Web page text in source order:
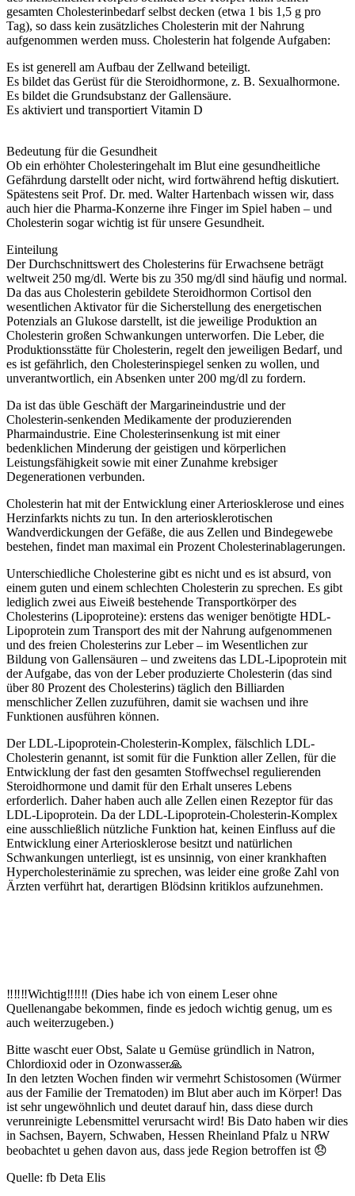
gesamten Cholesterinbedarf selbst decken (etwa 1 bis 1,5 g pro
Tag), so dass kein zusätzliches Cholesterin mit der Nahrung
aufgenommen werden muss. Cholesterin hat folgende Aufgaben:
Es ist generell am Aufbau der Zellwand beteiligt.
Es bildet das Gerüst für die Steroidhormone, z. B. Sexualhormone.
Es bildet die Grundsubstanz der Gallensäure.
Es aktiviert und transportiert Vitamin D
Bedeutung für die Gesundheit
Ob ein erhöhter Cholesteringehalt im Blut eine gesundheitliche
Gefährdung darstellt oder nicht, wird fortwährend heftig diskutiert.
Spätestens seit Prof. Dr. med. Walter Hartenbach wissen wir, dass
auch hier die Pharma-Konzerne ihre Finger im Spiel haben – und
Cholesterin sogar wichtig ist für unsere Gesundheit.
Einteilung
Der Durchschnittswert des Cholesterins für Erwachsene beträgt
weltweit 250 mg/dl. Werte bis zu 350 mg/dl sind häufig und normal.
Da das aus Cholesterin gebildete Steroidhormon Cortisol den
wesentlichen Aktivator für die Sicherstellung des energetischen
Potenzials an Glukose darstellt, ist die jeweilige Produktion an
Cholesterin großen Schwankungen unterworfen. Die Leber, die
Produktionsstätte für Cholesterin, regelt den jeweiligen Bedarf, und
es ist gefährlich, den Cholesterinspiegel senken zu wollen, und
unverantwortlich, ein Absenken unter 200 mg/dl zu fordern.
Da ist das üble Geschäft der Margarineindustrie und der
Cholesterin-senkenden Medikamente der produzierenden
Pharmaindustrie. Eine Cholesterinsenkung ist mit einer
bedenklichen Minderung der geistigen und körperlichen
Leistungsfähigkeit sowie mit einer Zunahme krebsiger
Degenerationen verbunden.
Cholesterin hat mit der Entwicklung einer Arteriosklerose und eines
Herzinfarkts nichts zu tun. In den arteriosklerotischen
Wandverdickungen der Gefäße, die aus Zellen und Bindegewebe
bestehen, findet man maximal ein Prozent Cholesterinablagerungen.
Unterschiedliche Cholesterine gibt es nicht und es ist absurd, von
einem guten und einem schlechten Cholesterin zu sprechen. Es gibt
lediglich zwei aus Eiweiß bestehende Transportkörper des
Cholesterins (Lipoproteine): erstens das weniger benötigte HDL-
Lipoprotein zum Transport des mit der Nahrung aufgenommenen
und des freien Cholesterins zur Leber – im Wesentlichen zur
Bildung von Gallensäuren – und zweitens das LDL-Lipoprotein mit
der Aufgabe, das von der Leber produzierte Cholesterin (das sind
über 80 Prozent des Cholesterins) täglich den Billiarden
menschlicher Zellen zuzuführen, damit sie wachsen und ihre
Funktionen ausführen können.
Der LDL-Lipoprotein-Cholesterin-Komplex, fälschlich LDL-
Cholesterin genannt, ist somit für die Funktion aller Zellen, für die
Entwicklung der fast den gesamten Stoffwechsel regulierenden
Steroidhormone und damit für den Erhalt unseres Lebens
erforderlich. Daher haben auch alle Zellen einen Rezeptor für das
LDL-Lipoprotein. Da der LDL-Lipoprotein-Cholesterin-Komplex
eine ausschließlich nützliche Funktion hat, keinen Einfluss auf die
Entwicklung einer Arteriosklerose besitzt und natürlichen
Schwankungen unterliegt, ist es unsinnig, von einer krankhaften
Hypercholesterinämie zu sprechen, was leider eine große Zahl von
Ärzten verführt hat, derartigen Blödsinn kritiklos aufzunehmen.
‼️‼️‼️Wichtig‼️‼️‼️ (Dies habe ich von einem Leser ohne
Quellenangabe bekommen, finde es jedoch wichtig genug, um es
auch weiterzugeben.)
Bitte wascht euer Obst, Salate u Gemüse gründlich in Natron,
Chlordioxid oder in Ozonwasser🙏
In den letzten Wochen finden wir vermehrt Schistosomen (Würmer
aus der Familie der Trematoden) im Blut aber auch im Körper! Das
ist sehr ungewöhnlich und deutet darauf hin, dass diese durch
verunreinigte Lebensmittel verursacht wird! Bis Dato haben wir dies
in Sachsen, Bayern, Schwaben, Hessen Rheinland Pfalz u NRW
beobachtet u gehen davon aus, dass jede Region betroffen ist 😞
Quelle: fb Deta Elis